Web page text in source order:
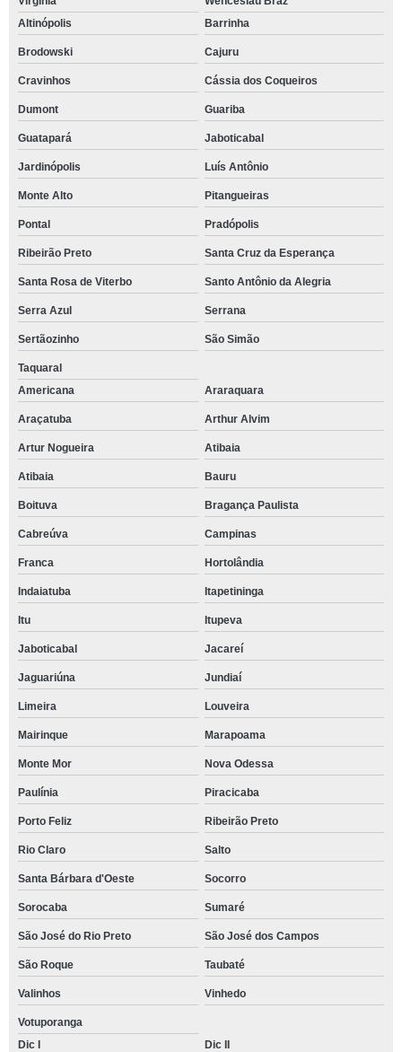
Altinópolis
Barrinha
Brodowski Cajuru
Cravinhos Cássia dos Coqueiros
Dumont Guariba
Guatapará Jaboticabal
Jardinópolis Luís Antônio
Monte Alto Pitangueiras
Pontal Pradópolis
Ribeirão Preto Santa Cruz da Esperança
Santa Rosa de Viterbo Santo Antônio da Alegria
Serra Azul Serrana
Sertãozinho São Simão
Taquaral
Americana
Araraquara
Araçatuba Arthur Alvim
Artur Nogueira Atibaia
Atibaia Bauru
Boituva Bragança Paulista
Cabreúva Campinas
Franca Hortolândia
Indaiatuba Itapetininga
Itu Itupeva
Jaboticabal Jacareí
Jaguariúna Jundiaí
Limeira Louveira
Mairinque Marapoama
Monte Mor Nova Odessa
Paulínia Piracicaba
Porto Feliz Ribeirão Preto
Rio Claro Salto
Santa Bárbara d'Oeste Socorro
Sorocaba Sumaré
São José do Rio Preto São José dos Campos
São Roque Taubaté
Valinhos Vinhedo
Votuporanga
Dic I
Dic II